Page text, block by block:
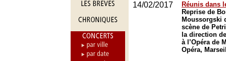
14/02/2017
Réunis dans
Reprise de
Moussorgski
scène de
la direction
à l’Opéra de
Opéra,